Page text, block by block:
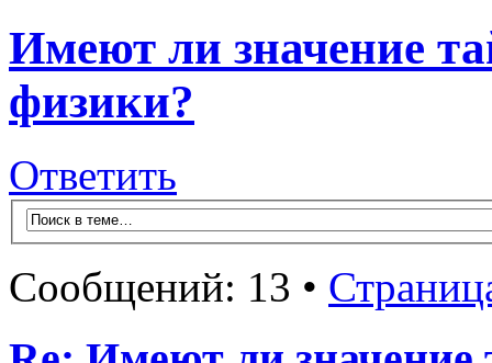
Имеют ли значение
физики?
Ответить
Сообщений: 13 •